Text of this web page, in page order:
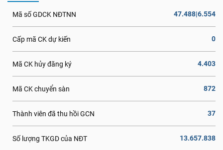
Mã số GDCK NĐTNN 47.488|6.554
Cấp mã CK dự kiến 0
Mã CK hủy đăng ký 4.403
Mã CK chuyển sàn 872
Thành viên đã thu hồi GCN 37
Số lượng TKGD của NĐT 13.657.838